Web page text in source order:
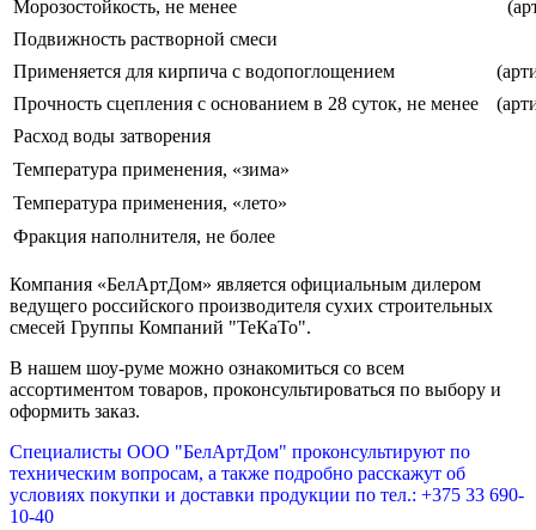
Морозостойкость, не менее
Подвижность растворной смеси
Применяется для кирпича с водопоглощением
Прочность сцепления с основанием в 28 суток, не менее
Расход воды затворения
Температура применения, «зима»
Температура применения, «лето»
Фракция наполнителя, не более
Компания «БелАртДом» является официальным дилером
ведущего российского производителя сухих строительных
смесей Группы Компаний "ТеКаТо".
В нашем шоу-руме можно ознакомиться со всем
ассортиментом товаров, проконсультироваться по выбору и
оформить заказ.
Специалисты ООО "БелАртДом" проконсультируют по
техническим вопросам, а также подробно расскажут об
условиях покупки и доставки продукции по тел.: +375 33 690-
10-40